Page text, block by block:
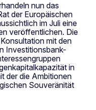
nun das
der Europäischen
im Juli eine
veröffentlichen. Die
mit den
Investitionsbank-
in
der die Ambitionen
Souveränität